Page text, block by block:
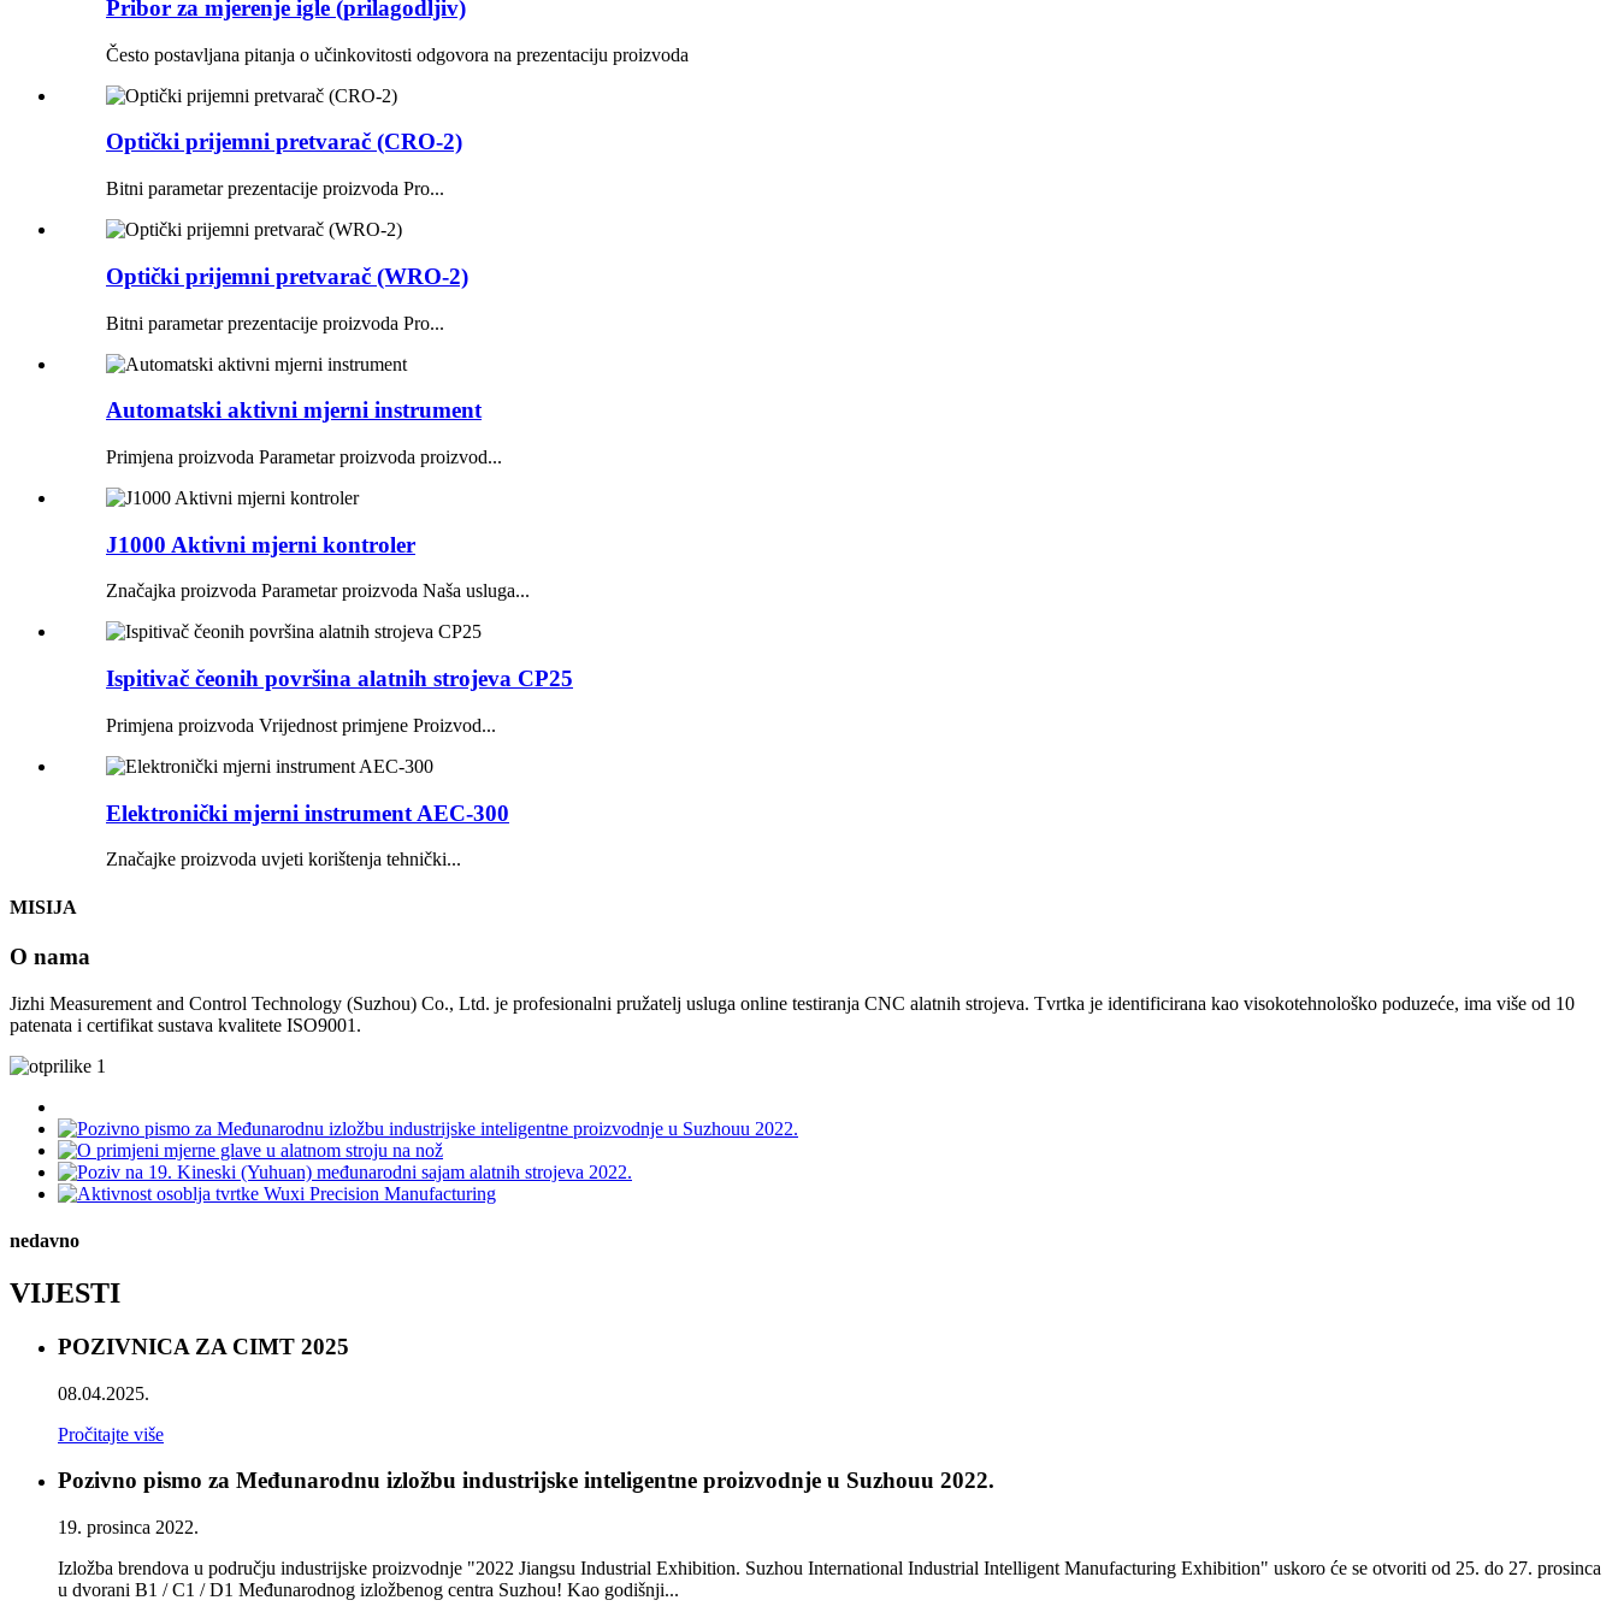
Pribor za mjerenje igle (prilagodljiv)
Često postavljana pitanja o učinkovitosti odgovora na prezentaciju proizvoda
Optički prijemni pretvarač (CRO-2)
Bitni parametar prezentacije proizvoda Pro...
Optički prijemni pretvarač (WRO-2)
Bitni parametar prezentacije proizvoda Pro...
Automatski aktivni mjerni instrument
Primjena proizvoda Parametar proizvoda proizvod...
J1000 Aktivni mjerni kontroler
Značajka proizvoda Parametar proizvoda Naša usluga...
Ispitivač čeonih površina alatnih strojeva CP25
Primjena proizvoda Vrijednost primjene Proizvod...
Elektronički mjerni instrument AEC-300
Značajke proizvoda uvjeti korištenja tehnički...
MISIJA
O nama
Jizhi Measurement and Control Technology (Suzhou) Co., Ltd. je profesionalni pružatelj usluga online testiranja CNC alatnih strojeva. Tvrtka je identificirana kao visokotehnološko poduzeće, ima više od 10
patenata i certifikat sustava kvalitete ISO9001.
nedavno
VIJESTI
POZIVNICA ZA CIMT 2025
08.04.2025.
Pročitajte više
Pozivno pismo za Međunarodnu izložbu industrijske inteligentne proizvodnje u Suzhouu 2022.
19. prosinca 2022.
Izložba brendova u području industrijske proizvodnje "2022 Jiangsu Industrial Exhibition. Suzhou International Industrial Intelligent Manufacturing Exhibition" uskoro će se otvoriti od 25. do 27. prosinca
u dvorani B1 / C1 / D1 Međunarodnog izložbenog centra Suzhou! Kao godišnji...